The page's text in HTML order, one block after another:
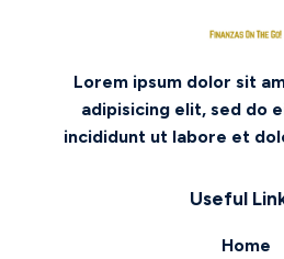
Lorem ipsum dolor sit
adipisicing elit, sed do
incididunt ut labore et
Useful
Home